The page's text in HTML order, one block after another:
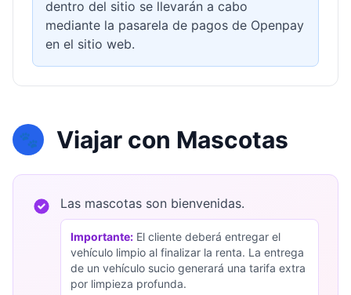
dentro del sitio se llevarán a cabo
mediante la pasarela de pagos de Openpay
en el sitio web.
🐾 Viajar con Mascotas
Las mascotas son bienvenidas.
Importante: El cliente deberá entregar el
vehículo limpio al finalizar la renta. La entrega
de un vehículo sucio generará una tarifa extra
por limpieza profunda.